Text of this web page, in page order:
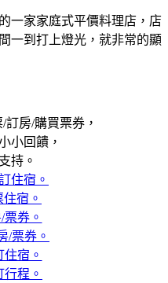
一家家庭式平價料理店，店
一到打上燈光，就非常的顯
房/購買票券，
小回饋，
持。
住宿。
宿。
票券。
/票券。
宿。
程。